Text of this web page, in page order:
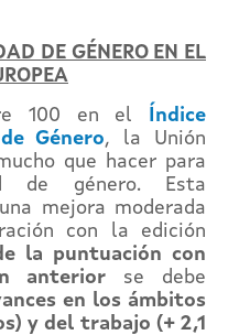
DE GÉNERO EN EL
100 en el
Índice
Género, la Unión
que hacer para
de género. Esta
mejora moderada
con la edición
la puntuación con
anterior se debe
en los ámbitos
y del trabajo (+ 2,1